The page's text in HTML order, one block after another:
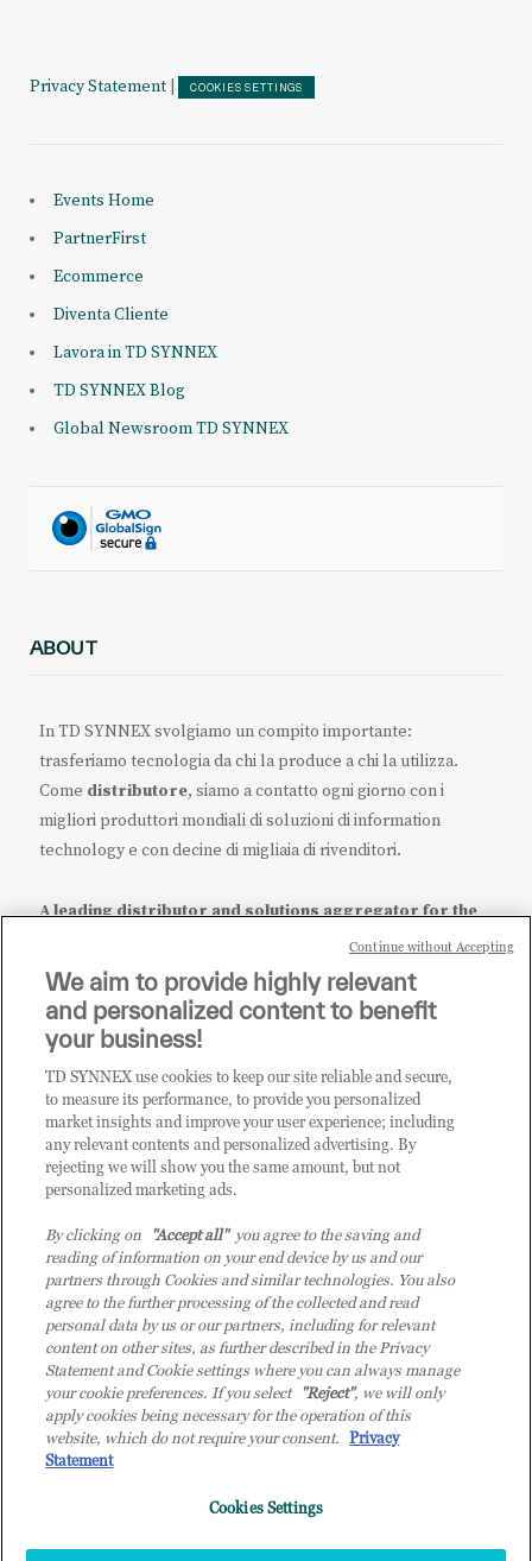
Privacy Statement COOKIES SETTINGS
Events Home
PartnerFirst
Ecommerce
Diventa Cliente
Lavora in TD SYNNEX
TD SYNNEX Blog
Global Newsroom TD SYNNEX
ABOUT
In TD SYNNEX svolgiamo un compito importante:
trasferiamo tecnologia da chi la produce a chi la utilizza.
Come distributore, siamo a contatto ogni giorno con i
migliori produttori mondiali di soluzioni di information
technology e con decine di migliaia di rivenditori.
A leading distributor and solutions aggregator for the
it.tdsynnex.com|eu.tdsynnex.com|tdsynnex.com
CATEGORIE
Categorie
© 2026 TD SYNNEX Italy S.r.l. - Sede legale: via Luigi Russolo 9, 20138
Milano (MI) - Numero di iscrizione al Registro delle Imprese di Milano e
Codice Fiscale: 07092780159 - P.IVA: 07092780159 - Eur 12.569.000,00 i.v -
TD SYNNEX e TD SYNNEX logo sono marchi registrati di TD SYNNEX
Corporation negli Stati Uniti e in altri Paesi. Società a socio unico soggetta
all’attività di direzione e coordinamento della controllante TD SYNNEX
We aim to provide highly relevant
and personalized content to benefit
your business!
TD SYNNEX use cookies to keep our site reliable and secure,
to measure its performance, to provide you personalized
market insights and improve your user experience; including
any relevant contents and personalized advertising. By
rejecting we will show you the same amount, but not
personalized marketing ads.
By clicking on "Accept all"you agree to the saving and
reading of information on your end device by us and our
partners through Cookies and similar technologies. You also
agree to the further processing of the collected and read
personal data by us or our partners, including for relevant
content on other sites, as further described in the Privacy
Statement and Cookie settings where you can always manage
your cookie preferences. If you select "Reject", we will only
apply cookies being necessary for the operation of this
website, which do not require your consent. Privacy
Statement
Cookies Settings
Continue without Accepting